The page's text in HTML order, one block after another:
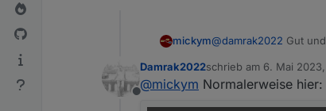
mickym@damrak2022 Gut
Offline
Damrak2022schrieb am 6. Mai
zuletzt editiert von
@mickym Normalerweise hier: